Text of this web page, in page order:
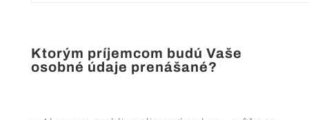
Ktorým príjemcom budú Vaše
osobné údaje prenášané?